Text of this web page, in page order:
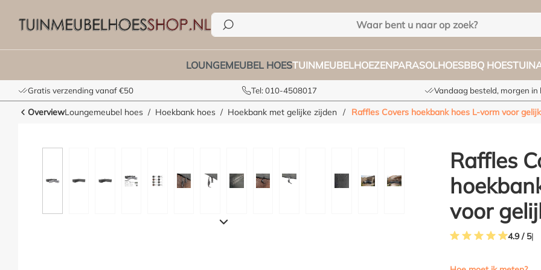
LOUNGEMEUBEL HOESTUINMEUBELHOEZENPARASOLHOESBBQ HOES
Gratis verzending vanaf €50 Tel: 010-4508017 Vandaag besteld, morgen in
OverviewLoungemeubel hoes Hoekbank hoes Hoekbank met gelijke zijden / Raffles Covers hoekbank hoes L-vorm voor
Raffles
voor
4.9 / 5